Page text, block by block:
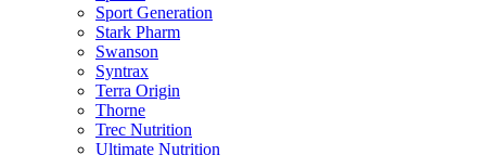
Sport Generation
Stark Pharm
Swanson
Syntrax
Terra Origin
Thorne
Trec Nutrition
Ultimate Nutrition